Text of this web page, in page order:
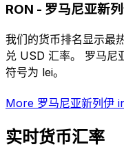
RON - 罗马尼亚新
我们的货币排名显示最
兑 USD 汇率。 罗马尼
符号为 lei。
More 罗马尼亚新列伊
实时货币汇率